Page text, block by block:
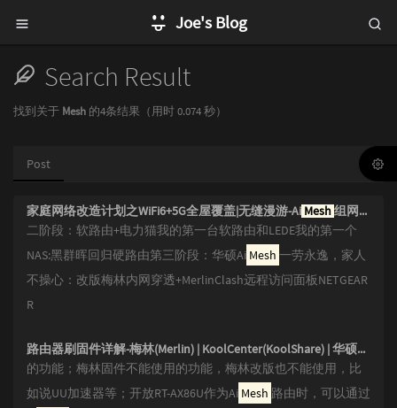
Joe's Blog
Search Result
找到关于 Mesh 的4条结果（用时 0.074 秒）
Post
家庭网络改造计划之WiFi6+5G全屋覆盖|无缝漫游-Ai Mesh组网实战
二阶段：软路由+电力猫我的第一台软路由和LEDE我的第一个
NAS:黑群晖回归硬路由第三阶段：华硕Ai Mesh 一劳永逸，家人
不操心：改版梅林内网穿透+MerlinClash远程访问面板NETGEAR
R
路由器刷固件详解-梅林(Merlin) | KoolCenter(KoolShare) | 华硕ASUS | 网件NETGEAR
的功能；梅林固件不能使用的功能，梅林改版也不能使用，比
如说UU加速器等；开放RT-AX86U作为Ai Mesh 路由时，可以通过